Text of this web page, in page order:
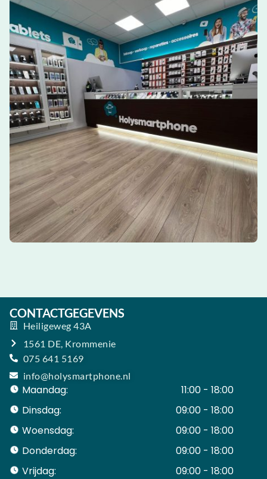
CONTACTGEGEVENS
Heiligeweg 43A
1561 DE, Krommenie
075 641 5169
info@holysmartphone.nl
Maandag:
11:00 - 18:00
Dinsdag:
09:00 - 18:00
Woensdag:
09:00 - 18:00
Donderdag:
09:00 - 18:00
Vrijdag:
09:00 - 18:00